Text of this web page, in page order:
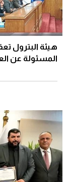
هيئة البترول
المسئولة عن